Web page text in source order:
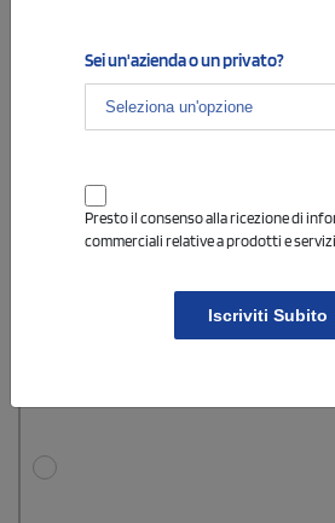
Sei un'azienda o un privato?
Presto il consenso alla ricezione di
commerciali relative a prodotti e
Iscriviti Subito